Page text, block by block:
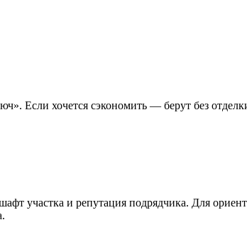
Если хочется сэкономить — берут без
участка и репутация подрядчика. Для